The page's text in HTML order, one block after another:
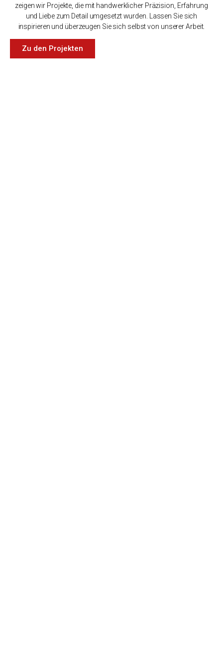
zeigen wir Projekte, die mit handwerklicher Präzision, Erfahrung
und Liebe zum Detail umgesetzt wurden. Lassen Sie sich
inspirieren und überzeugen Sie sich selbst von unserer Arbeit.
Zu den Projekten